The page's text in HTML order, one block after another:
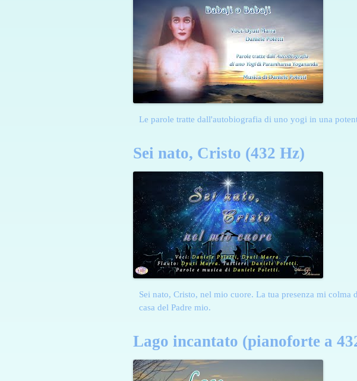
Le parole tratte dall'autobiografia di uno yogi in una
Sei nato, Cristo (432 Hz)
Sei nato, Cristo, nel mio cuore. La tua presenza mi
casa del Padre mio.
Lago incantato (pianoforte a